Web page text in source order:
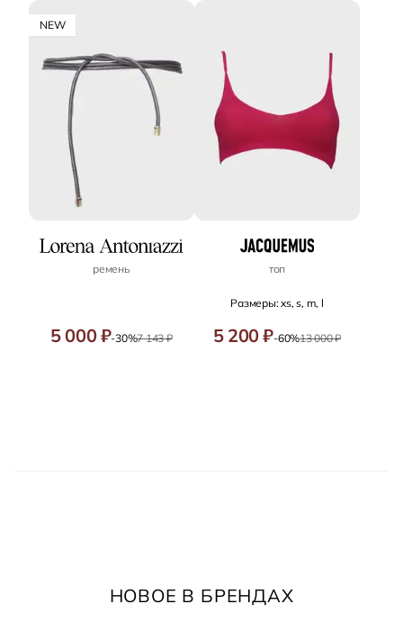
NEW
ремень
5 000 ₽-30%7 143 ₽
топ
Размеры: xs, s, m, l
5 200 ₽-60%13 000 ₽
НОВОЕ В БРЕНДАХ